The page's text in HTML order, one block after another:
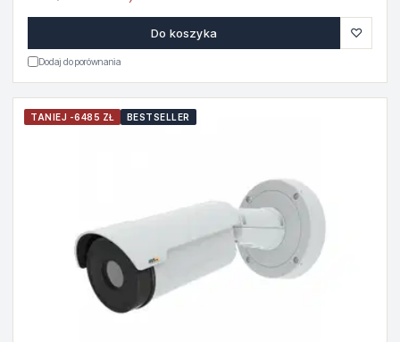
Do koszyka ♡
Dodaj do porównania
TANIEJ -6485 ZŁ BESTSELLER